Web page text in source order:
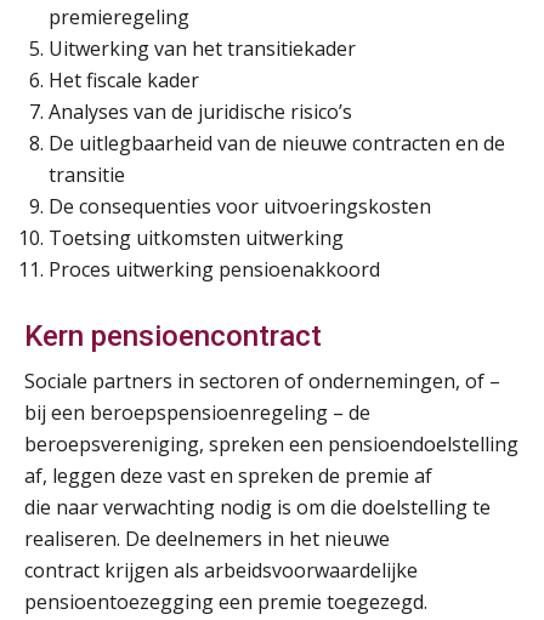
premieregeling
Uitwerking van het transitiekader
Het fiscale kader
Analyses van de juridische risico’s
De uitlegbaarheid van de nieuwe contracten en de
transitie
De consequenties voor uitvoeringskosten
Toetsing uitkomsten uitwerking
Proces uitwerking pensioenakkoord
Kern pensioencontract
Sociale partners in sectoren of ondernemingen, of –
bij een beroepspensioenregeling – de
beroepsvereniging, spreken een pensioendoelstelling
af, leggen deze vast en spreken de premie af
die naar verwachting nodig is om die doelstelling te
realiseren. De deelnemers in het nieuwe
contract krijgen als arbeidsvoorwaardelijke
pensioentoezegging een premie toegezegd.